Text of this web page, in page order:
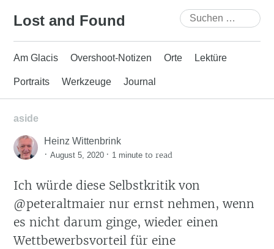
Lost and Found
Suchen
nach:
Am Glacis Overshoot-Notizen Orte Lektüre
Portraits Werkzeuge Journal
aside
Heinz Wittenbrink
·August 5, 2020 · 1 minute to read
Ich würde diese Selbstkritik von
@peteraltmaier nur ernst nehmen, wenn
es nicht darum ginge, wieder einen
Wettbewerbsvorteil für eine